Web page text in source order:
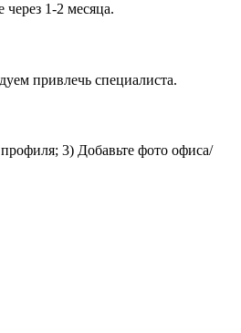
1-2 месяца.
привлечь специалиста.
3) Добавьте фото офиса/